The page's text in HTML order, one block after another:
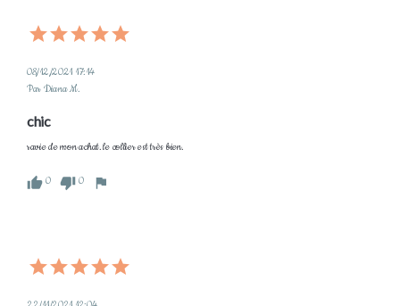
08/12/2021 17:14
Par Diana M.
chic
ravie de mon achat. le collier est très bien.
0 0